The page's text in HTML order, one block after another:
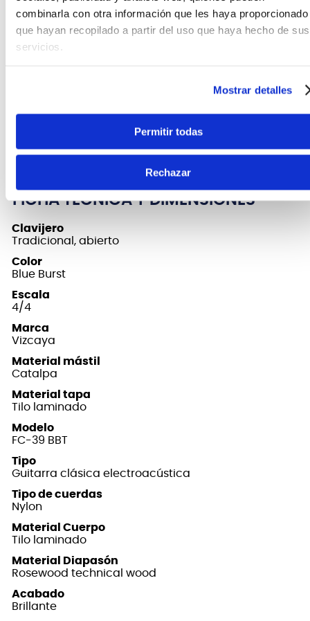
combinarla con otra información que les haya proporcionado
que hayan recopilado a partir del uso que haya hecho de sus
servicios.
Mostrar detalles
Permitir todas
Rechazar
, se caracteriza por ser
instrumentos orientado a estudiantes y
principiantes. La versatilidad y variedad en
preferida por los maestros y profesores para
haciendo que cada vez sea más fácil dominar tu
instrumento a un costo asequible para un primer
FICHA TÉCNICA Y DIMENSIONES
Clavijero
Tradicional, abierto
Color
Blue Burst
Escala
4/4
Marca
Vizcaya
Material mástil
Catalpa
Material tapa
Tilo laminado
Modelo
FC-39 BBT
Tipo
Guitarra clásica electroacústica
Tipo de cuerdas
Nylon
Material Cuerpo
Tilo laminado
Material Diapasón
Rosewood technical wood
Acabado
Brillante